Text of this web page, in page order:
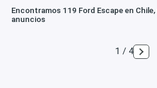
Encontramos 119 Ford Escape en
anuncios
1 / 4